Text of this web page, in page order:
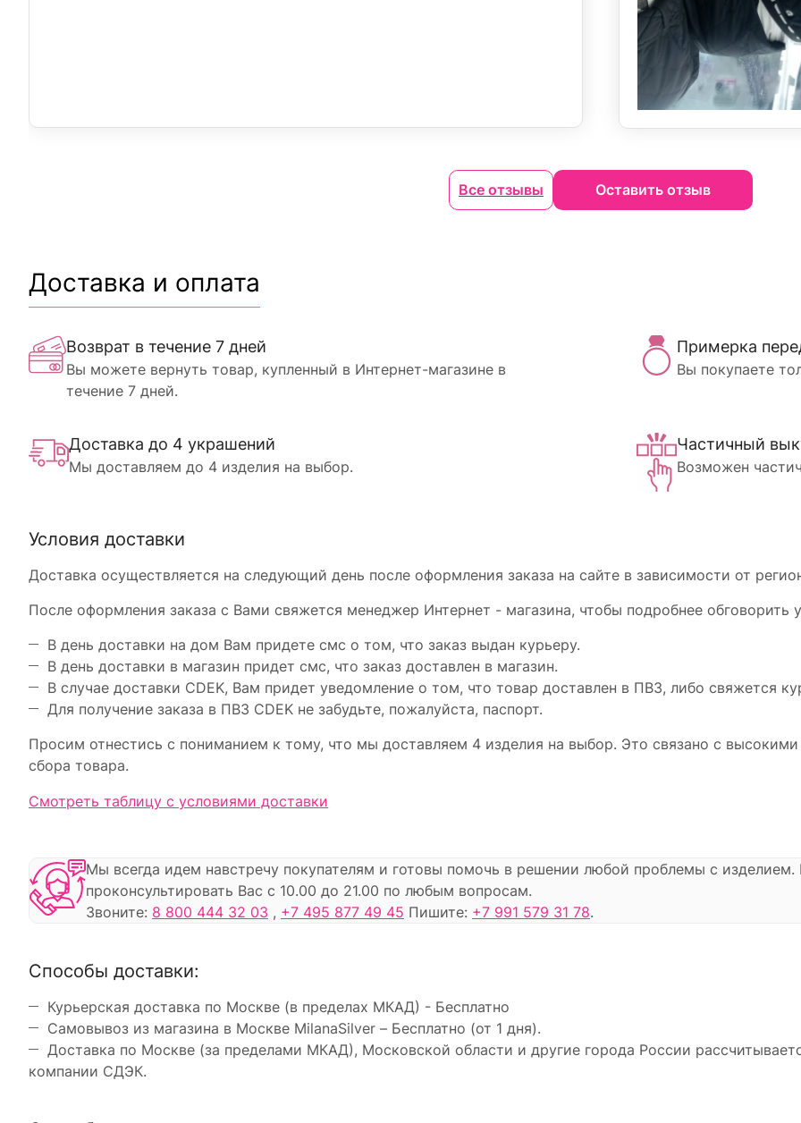
Все отзывы Оставить отзыв
Доставка и оплата
Возврат в течение 7 дней
Вы можете вернуть товар, купленный в Интернет-магазине в
течение 7 дней.
Примерка
Вы покупаете
Доставка до 4 украшений
Мы доставляем до 4 изделия на выбор.
Частичный
Возможен
Условия доставки
Доставка осуществляется на следующий день после оформления заказа на сайте в зависимости от
После оформления заказа с Вами свяжется менеджер Интернет - магазина, чтобы подробнее обговорить
В день доставки на дом Вам придете смс о том, что заказ выдан курьеру.
В день доставки в магазин придет смс, что заказ доставлен в магазин.
В случае доставки CDEK, Вам придет уведомление о том, что товар доставлен в ПВЗ, либо свяжется
Для получение заказа в ПВЗ CDEK не забудьте, пожалуйста, паспорт.
Просим отнестись с пониманием к тому, что мы доставляем 4 изделия на выбор. Это связано с
сбора товара.
Смотреть таблицу с условиями доставки
Мы всегда идем навстречу покупателям и готовы помочь в решении любой проблемы с
проконсультировать Вас с 10.00 до 21.00 по любым вопросам.
Звоните: 8 800 444 32 03 , +7 495 877 49 45 Пишите: +7 991 579 31 78.
Способы доставки:
Курьерская доставка по Москве (в пределах МКАД) - Бесплатно
Самовывоз из магазина в Москве MilanaSilver – Бесплатно (от 1 дня).
Доставка по Москве (за пределами МКАД), Московской области и другие города России
компании СДЭК.